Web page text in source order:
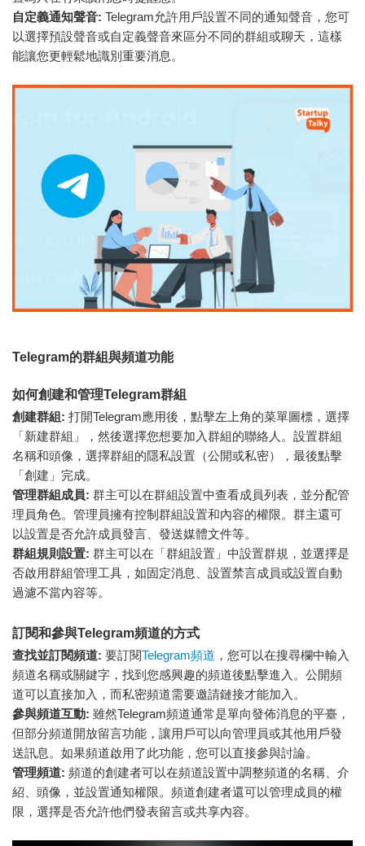
自定義通知聲音: Telegram允許用戶設置不同的通知聲音，您可
以選擇預設聲音或自定義聲音來區分不同的群組或聊天，這樣
能讓您更輕鬆地識別重要消息。
Telegram的群組與頻道功能
如何創建和管理Telegram群組
創建群組: 打開Telegram應用後，點擊左上角的菜單圖標，選擇
「新建群組」，然後選擇您想要加入群組的聯絡人。設置群組
名稱和頭像，選擇群組的隱私設置（公開或私密），最後點擊
「創建」完成。
管理群組成員: 群主可以在群組設置中查看成員列表，並分配管
理員角色。管理員擁有控制群組設置和內容的權限。群主還可
以設置是否允許成員發言、發送媒體文件等。
群組規則設置: 群主可以在「群組設置」中設置群規，並選擇是
否啟用群組管理工具，如固定消息、設置禁言成員或設置自動
過濾不當內容等。
訂閱和參與Telegram頻道的方式
查找並訂閱頻道: 要訂閱Telegram頻道 ，您可以在搜尋欄中輸入
頻道名稱或關鍵字，找到您感興趣的頻道後點擊進入。公開頻
道可以直接加入，而私密頻道需要邀請鏈接才能加入。
參與頻道互動: 雖然Telegram頻道通常是單向發佈消息的平臺，
但部分頻道開放留言功能，讓用戶可以向管理員或其他用戶發
送訊息。如果頻道啟用了此功能，您可以直接參與討論。
管理頻道: 頻道的創建者可以在頻道設置中調整頻道的名稱、介
紹、頭像，並設置通知權限。頻道創建者還可以管理成員的權
限，選擇是否允許他們發表留言或共享內容。